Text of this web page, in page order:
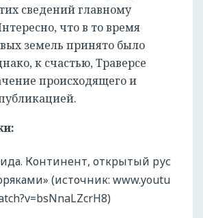
сведений главному
что в то время
земель принято было
к счастью, Траверсе
происходящего и
Континент, открытый рус
(источник: www.youtu